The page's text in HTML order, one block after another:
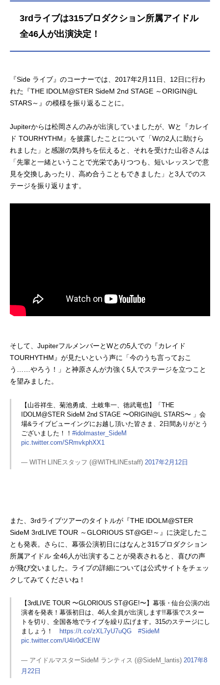
3rdライブは315プロダクション所属アイドル
全46人が出演決定！
『Side ライブ』のコーナーでは、2017年2月11日、12日に行わ
れた『THE IDOLM@STER SideM 2nd STAGE ～ORIGIN@L
STARS～』の模様を振り返ることに。
Jupiterからは松岡さんのみが出演していましたが、Wと『カレイ
ド TOURHYTHM』を披露したことについて「Wの2人に助けら
れました」と感謝の気持ちを伝えると、それを受けた山谷さんは
「先輩と一緒ということで光栄でありつつも、短いレッスンで意
見を交換しあったり、高め合うこともできました」と3人でのス
テージを振り返ります。
そして、JupiterフルメンバーとWとの5人での『カレイド
TOURHYTHM』が見たいという声に「今のうち言っておこ
う……やろう！」と神原さんが力強く5人でステージを立つこと
を望みました。
【山谷祥生、菊池勇成、土岐隼一、徳武竜也】「THE
IDOLM@STER SideM 2nd STAGE 〜ORIGIN@L STARS〜 」会
場&ライブビューイングにお越し頂いた皆さま、2日間ありがとう
ございました！！ #idolmaster_SideM
pic.twitter.com/SRmvkphXX1
— WITH LINEスタッフ (@WITHLINEstaff) 2017年2月12日
また、3rdライブツアーのタイトルが『THE IDOLM@STER
SideM 3rdLIVE TOUR ～GLORIOUS ST@GE!～』に決定したこ
とも発表。さらに、幕張公演初日にはなんと315プロダクション
所属アイドル 全46人が出演することが発表されると、喜びの声
が飛び交いました。ライブの詳細については公式サイトをチェッ
クしてみてくださいね！
【3rdLIVE TOUR 〜GLORIOUS ST@GE!〜】幕張・仙台公演の出
演者を発表！幕張初日は、46人全員が出演します!!幕張でスター
トを切り、全国各地でライブを繰り広げます。315のステージにし
ましょう！
https://t.co/zXL7yU7uQG
#SideM
pic.twitter.com/U4Ir0dCEIW
— アイドルマスターSideM ランティス (@SideM_lantis) 2017年8
月22日